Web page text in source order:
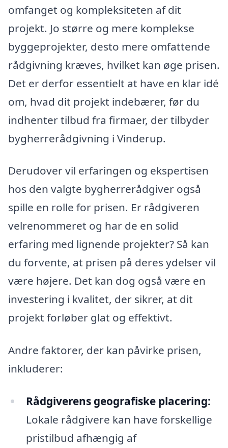
omfanget og kompleksiteten af dit
projekt. Jo større og mere komplekse
byggeprojekter, desto mere omfattende
rådgivning kræves, hvilket kan øge prisen.
Det er derfor essentielt at have en klar idé
om, hvad dit projekt indebærer, før du
indhenter tilbud fra firmaer, der tilbyder
bygherrerådgivning i Vinderup.
Derudover vil erfaringen og ekspertisen
hos den valgte bygherrerådgiver også
spille en rolle for prisen. Er rådgiveren
velrenommeret og har de en solid
erfaring med lignende projekter? Så kan
du forvente, at prisen på deres ydelser vil
være højere. Det kan dog også være en
investering i kvalitet, der sikrer, at dit
projekt forløber glat og effektivt.
Andre faktorer, der kan påvirke prisen,
inkluderer:
Rådgiverens geografiske placering:
Lokale rådgivere kan have forskellige
pristilbud afhængig af